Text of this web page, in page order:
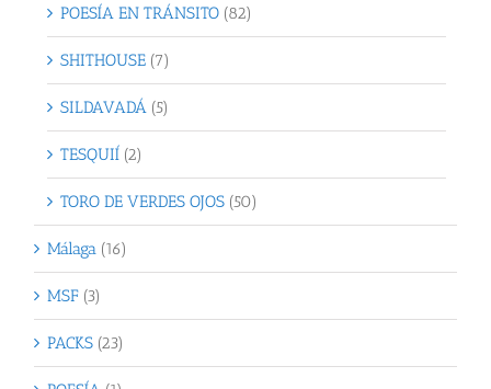
POESÍA EN TRÁNSITO (82)
SHITHOUSE (7)
SILDAVADÁ (5)
TESQUIÍ (2)
TORO DE VERDES OJOS (50)
Málaga (16)
MSF (3)
PACKS (23)